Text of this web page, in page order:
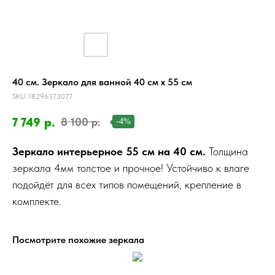
40 см. Зеркало для ванной 40 см х 55 см
SKU: 18296373077
7 749 р. 8 100 р. -4%
Зеркало интерьерное 55 см на 40 см. Толщина
зеркала 4мм толстое и прочное! Устойчиво к влаге
подойдёт для всех типов помещений, крепление в
комплекте.
Посмотрите похожие зеркала